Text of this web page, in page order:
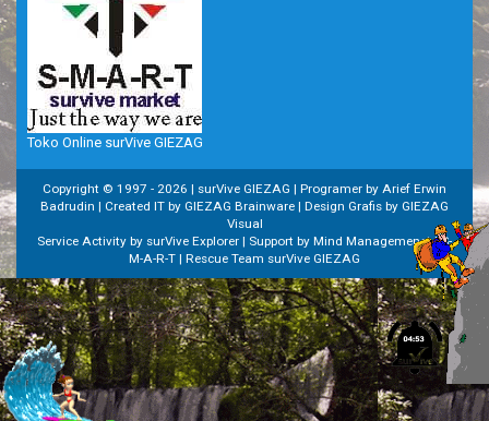
Toko Online surVive GIEZAG
Copyright © 1997 - 2026 | surVive GIEZAG | Programer by Arief Erwin
Badrudin | Created IT by GIEZAG Brainware | Design Grafis by GIEZAG
Visual
Service Activity by surVive Explorer | Support by Mind Managemenet | S-
M-A-R-T | Rescue Team surVive GIEZAG